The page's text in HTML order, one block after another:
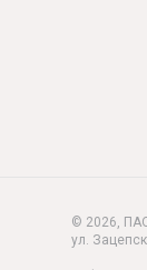
© 2026,
ул.